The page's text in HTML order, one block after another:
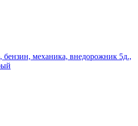
механика, внедорожник 5д.,